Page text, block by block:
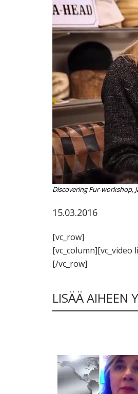
Discovering Fur-workshop,
15.03.2016
[vc_row]
[vc_column][vc_video
[/vc_row]
LISÄÄ AIHEEN